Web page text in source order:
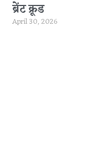
ब्रेंट क्रूड
April 30, 2026